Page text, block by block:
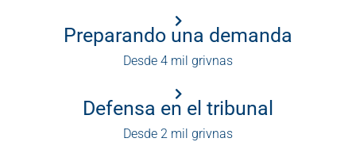
Preparando una demanda
Desde 4 mil grivnas
Defensa en el tribunal
Desde 2 mil grivnas